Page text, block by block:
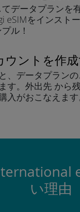
データプランを
eSIMをインスト
ル！
ウントを作
、データプランの.
す。 外出先 から
入がおこなえます
い理由